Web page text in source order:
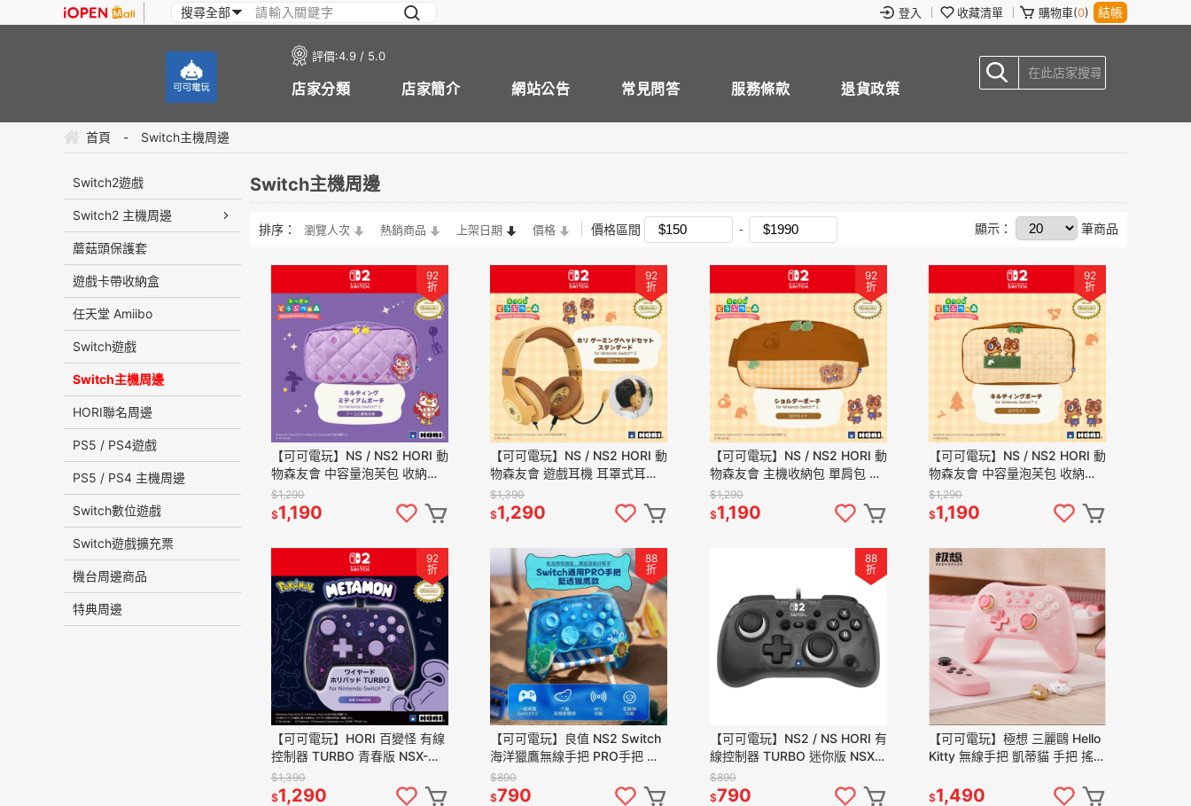
登入 收藏清單 購物車(0) 結帳
評價:4.9 / 5.0
店家分類 店家簡介 網站公告 常見問答 服務條款 退貨政策
首頁 - Switch主機周邊
Switch2遊戲
Switch2 主機周邊
蘑菇頭保護套
遊戲卡帶收納盒
任天堂 Amiibo
Switch遊戲
Switch主機周邊
HORI聯名周邊
PS5 / PS4遊戲
PS5 / PS4 主機周邊
Switch數位遊戲
Switch遊戲擴充票
機台周邊商品
特典周邊
Switch主機周邊
排序： 瀏覽人次 熱銷商品 上架日期 價格 價格區間 顯示： 筆商品
92
折
【可可電玩】NS / NS2 HORI 動
物森友會 中容量泡芙包 收納包
主機包 外出包 化妝包 傅珂與流
星雨 動森
$1,290
$1,190
92
折
【可可電玩】NS / NS2 HORI 動
物森友會 遊戲耳機 耳罩式耳機
麥克風 有線耳機 動森 DIY生活
音樂
$1,390
$1,290
92
折
【可可電玩】NS / NS2 HORI 動
物森友會 主機收納包 單肩包 斜
背包 收納包 主機包 手提包 動森
狸克
$1,290
$1,190
92
折
【可可電玩】NS / NS2 HORI 動
物森友會 中容量泡芙包 收納包
主機包 外出包 化妝包 動森 狸克
$1,290
$1,190
92
折
【可可電玩】HORI 百變怪 有線
控制器 TURBO 青春版 NSX-
184A 搖桿 手把 NS2/NS/PC 可
用
$1,390
$1,290
88
折
【可可電玩】良值 NS2 Switch
海洋獵鷹無線手把 PRO手把 喚
醒主機 L1265 巨集 連發 NFC感
應
$890
$790
88
折
【可可電玩】NS2 / NS HORI 有
線控制器 TURBO 迷你版 NSX-
222A 搖桿 迷你搖桿 迷你手把
$890
$790
【可可電玩】極想 三麗鷗 Hello
Kitty 無線手把 凱蒂貓 手把 搖桿
$1,490